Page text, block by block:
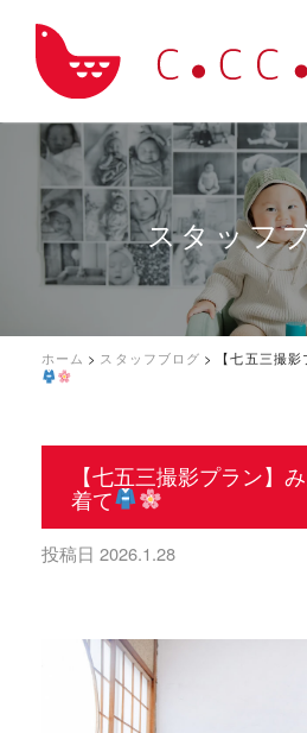
スタッフ
ホーム > スタッフブログ > 【七五三撮
【七五三撮影プラン】
着て
投稿日 2026.1.28